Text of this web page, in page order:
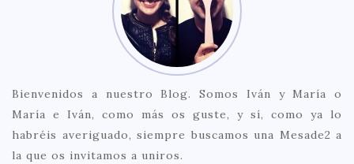
Bienvenidos a nuestro Blog. Somos Iván y María o
María e Iván, como más os guste, y sí, como ya lo
habréis averiguado, siempre buscamos una Mesade2 a
la que os invitamos a uniros.